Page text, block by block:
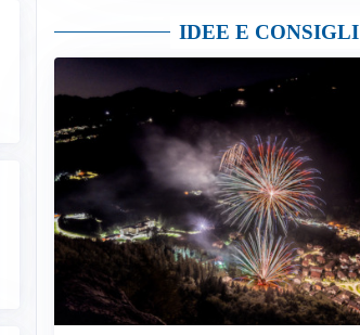
IDEE E CONSIGLI